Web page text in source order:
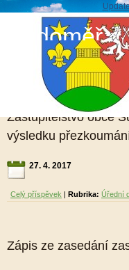
Sudoměř
Úřední deska
Zastupitelstvo obce
výsledku
27. 4. 2017
Celý příspěvek | Rubrika: Úřední
Zápis ze zasedání